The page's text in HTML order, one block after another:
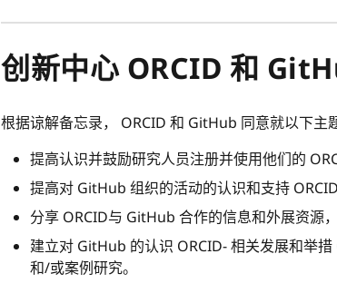
创新中心 ORCID 和
根据谅解备忘录， ORCID 和 GitHub 同意就以下主
提高认识并鼓励研究人员注册并使用他们的
提高对 GitHub 组织的活动的认识和支持
分享 ORCID与 GitHub 合作的信息和外展资源
建立对 GitHub 的认识 ORCID- 相关发展和举
和/或案例研究。